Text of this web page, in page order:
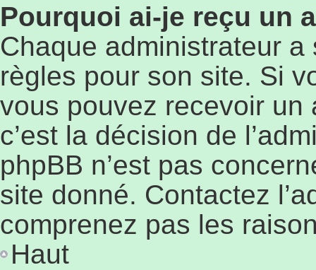
Pourquoi ai-je reçu un
Chaque administrateur
règles pour son site. Si
vous pouvez recevoir un
c’est la décision de
phpBB n’est pas
site donné. Contactez
comprenez pas les
Haut